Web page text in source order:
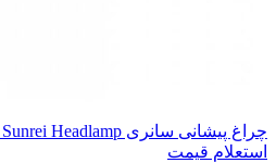
چراغ پیشانی سانری iFishing – Sunrei Headlamp
استعلام قیمت